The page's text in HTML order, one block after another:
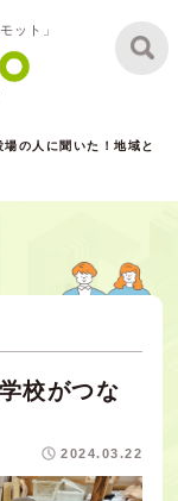
ット」
場の人に聞いた！地域と
校がつな
2024.03.22